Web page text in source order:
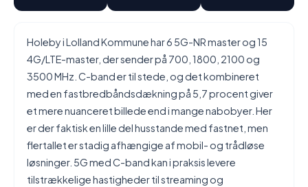
Holeby i Lolland Kommune har 6 5G-NR master og 15
4G/LTE-master, der sender på 700, 1800, 2100 og
3500 MHz. C-band er til stede, og det kombineret
med en fastbredbåndsdækning på 5,7 procent giver
et mere nuanceret billede end i mange nabobyer. Her
er der faktisk en lille del husstande med fastnet, men
flertallet er stadig afhængige af mobil- og trådløse
løsninger. 5G med C-band kan i praksis levere
tilstrækkelige hastigheder til streaming og